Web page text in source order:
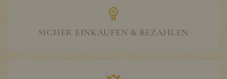
SICHER EINKAUFEN & BEZAHLEN